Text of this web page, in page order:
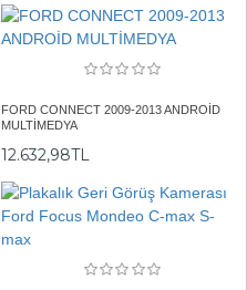
FORD CONNECT 2009-2013 ANDROİD
MULTİMEDYA
12.632,98TL